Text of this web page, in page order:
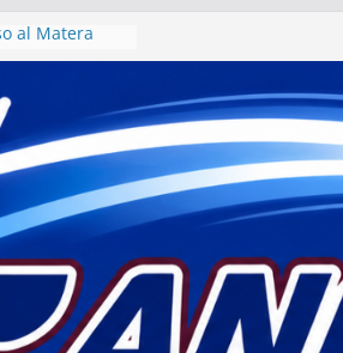
al Matera
1933 al via
per un
intervista col
sogna
di fatto